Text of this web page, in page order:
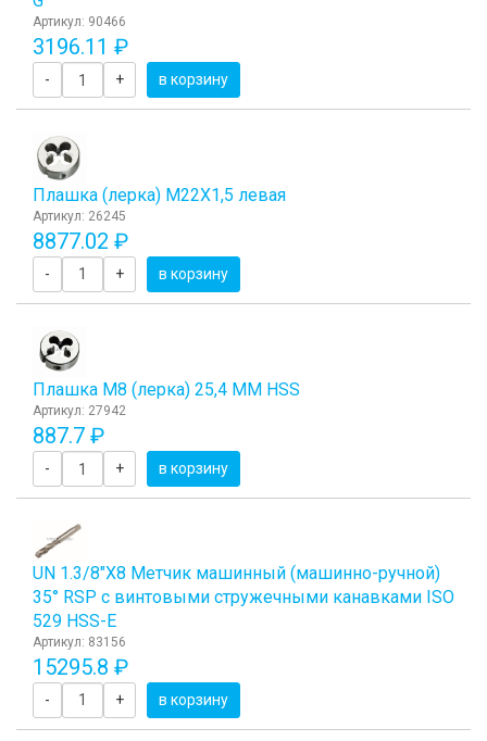
Артикул: 90466
3196.11 ₽
- + в корзину
Плашка (лерка) М22Х1,5 левая
Артикул: 26245
8877.02 ₽
- + в корзину
Плашка М8 (лерка) 25,4 ММ HSS
Артикул: 27942
887.7 ₽
- + в корзину
UN 1.3/8"Х8 Метчик машинный (машинно-ручной)
35° RSP с винтовыми стружечными канавками ISO
529 HSS-E
Артикул: 83156
15295.8 ₽
- + в корзину